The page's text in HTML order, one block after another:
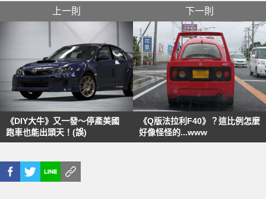
上一則
《DIY大牛》又一發～停產美國
跑車也能出頭天！(誤)
下一則
《Q版法拉利F40》？這比例怎麼
好像怪怪的...www